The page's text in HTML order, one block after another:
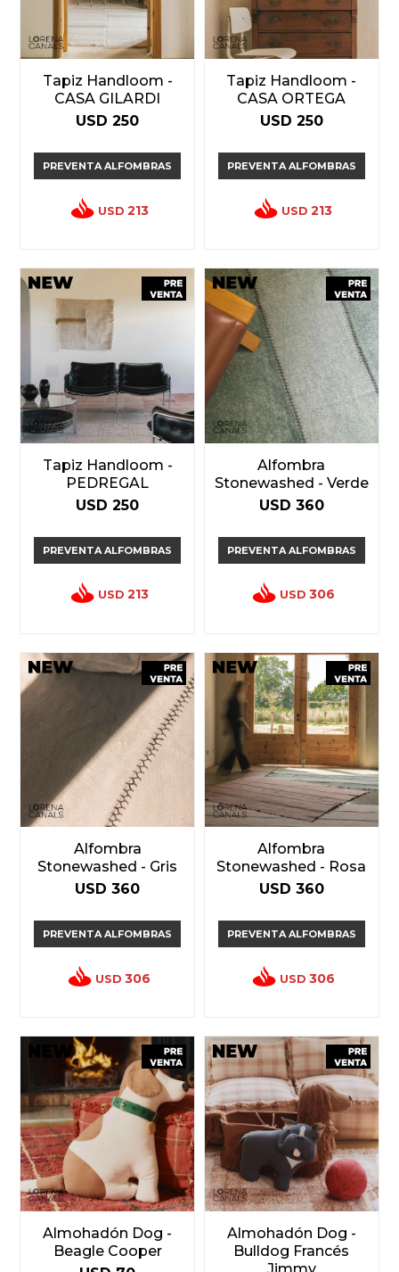
Tapiz Handloom -
CASA GILARDI
USD 250
PREVENTA ALFOMBRAS
USD 213
Tapiz Handloom -
CASA ORTEGA
USD 250
PREVENTA ALFOMBRAS
USD 213
Tapiz Handloom -
PEDREGAL
USD 250
PREVENTA ALFOMBRAS
USD 213
Alfombra
Stonewashed - Verde
USD 360
PREVENTA ALFOMBRAS
USD 306
Alfombra
Stonewashed - Gris
USD 360
PREVENTA ALFOMBRAS
USD 306
Alfombra
Stonewashed - Rosa
USD 360
PREVENTA ALFOMBRAS
USD 306
Almohadón Dog -
Beagle Cooper
Almohadón Dog -
Bulldog Francés